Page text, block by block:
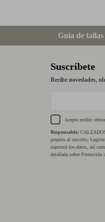
Guía de
Suscríbete
Recibe novedades,
Acepto recibir
Responsable:
propios al suscrito;
suprimir los datos, así
detallada sobre Protección